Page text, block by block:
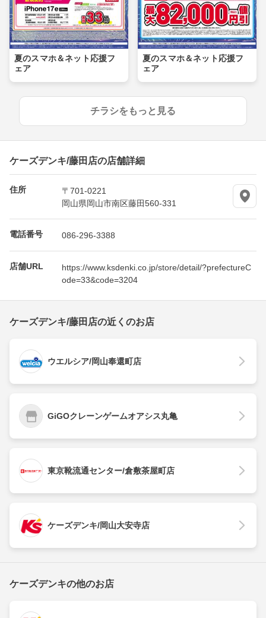
夏のスマホ＆ネット応援フ
ェア
夏のスマホ＆ネット応援フ
ェア
チラシをもっと見る
ケーズデンキ/藤田店の店舗詳細
住所
〒701-0221
岡山県岡山市南区藤田560-331
電話番号 086-296-3388
店舗URL
https://www.ksdenki.co.jp/store/detail/?prefectureC
ode=33&code=3204
ケーズデンキ/藤田店の近くのお店
ウエルシア/岡山奉還町店
GiGOクレーンゲームオアシス丸亀
東京靴流通センター/倉敷茶屋町店
ケーズデンキ/岡山大安寺店
ケーズデンキの他のお店